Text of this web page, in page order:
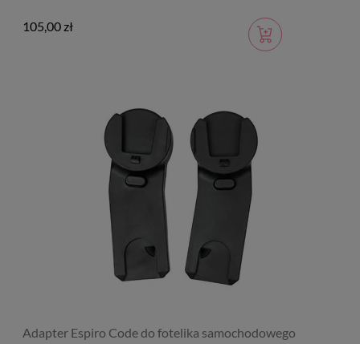
105,00 zł
Adapter Espiro Code do fotelika samochodowego